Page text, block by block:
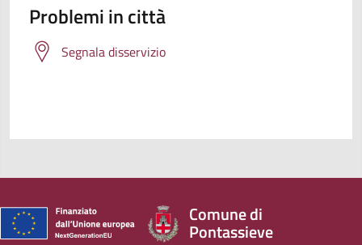
Problemi in città
Segnala disservizio
Comune di
Pontassieve